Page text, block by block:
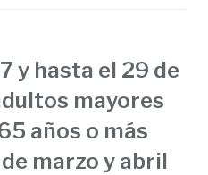
y hasta el 29 de
mayores
años o más
marzo y abril